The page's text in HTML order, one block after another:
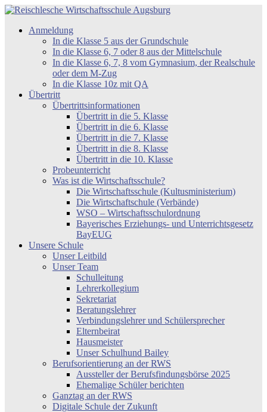
Zum
springen
Reischlesche
Wirtschaftsschule
Anmeldung
In die Klasse 5 aus der Grundschule
In die Klasse 6, 7 oder 8 aus der Mittelschule
In die Klasse 6, 7, 8 vom Gymnasium, der Realschule
oder dem M-Zug
In die Klasse 10z mit QA
Übertritt
Übertrittsinformationen
Übertritt in die 5. Klasse
Übertritt in die 6. Klasse
Übertritt in die 7. Klasse
Übertritt in die 8. Klasse
Übertritt in die 10. Klasse
Probeunterricht
Was ist die Wirtschaftsschule?
Die Wirtschaftsschule (Kultusministerium)
Die Wirtschaftschule (Verbände)
WSO – Wirtschaftsschulordnung
Bayerisches Erziehungs- und Unterrichtsgesetz
BayEUG
Unsere Schule
Unser Leitbild
Unser Team
Schulleitung
Lehrerkollegium
Sekretariat
Beratungslehrer
Verbindungslehrer und Schülersprecher
Elternbeirat
Hausmeister
Unser Schulhund Bailey
Berufsorientierung an der RWS
Aussteller der Berufsfindungsbörse 2025
Ehemalige Schüler berichten
Ganztag an der RWS
Digitale Schule der Zukunft